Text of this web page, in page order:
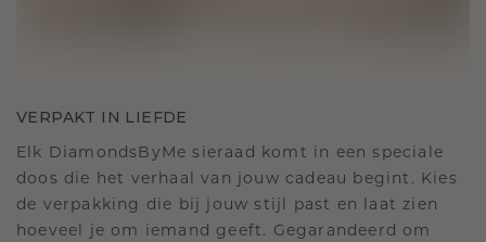
VERPAKT IN LIEFDE
Elk DiamondsByMe sieraad komt in een speciale
doos die het verhaal van jouw cadeau begint. Kies
de verpakking die bij jouw stijl past en laat zien
hoeveel je om iemand geeft. Gegarandeerd om